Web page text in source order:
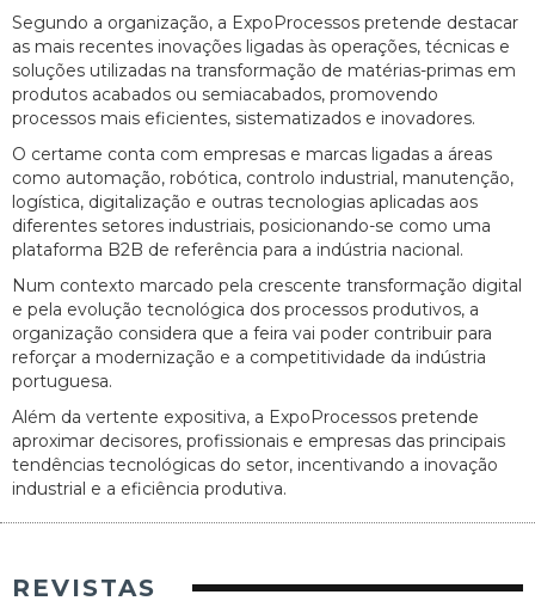
Segundo a organização, a ExpoProcessos pretende destacar
as mais recentes inovações ligadas às operações, técnicas e
soluções utilizadas na transformação de matérias-primas em
produtos acabados ou semiacabados, promovendo
processos mais eficientes, sistematizados e inovadores.
O certame conta com empresas e marcas ligadas a áreas
como automação, robótica, controlo industrial, manutenção,
logística, digitalização e outras tecnologias aplicadas aos
diferentes setores industriais, posicionando-se como uma
plataforma B2B de referência para a indústria nacional.
Num contexto marcado pela crescente transformação digital
e pela evolução tecnológica dos processos produtivos, a
organização considera que a feira vai poder contribuir para
reforçar a modernização e a competitividade da indústria
portuguesa.
Além da vertente expositiva, a ExpoProcessos pretende
aproximar decisores, profissionais e empresas das principais
tendências tecnológicas do setor, incentivando a inovação
industrial e a eficiência produtiva.
REVISTAS